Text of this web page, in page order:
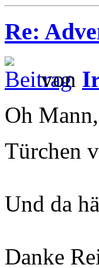
Re:
von
Oh
Türchen
Und da
Danke